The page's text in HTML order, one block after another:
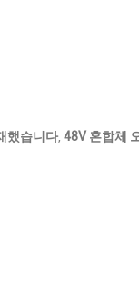
했습니다, 48V 혼합체